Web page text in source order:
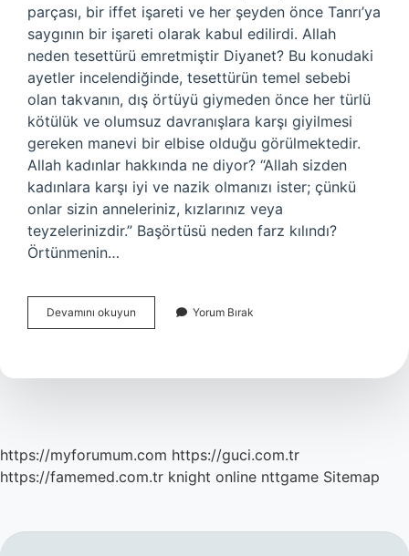
parçası, bir iffet işareti ve her şeyden önce Tanrı’ya
saygının bir işareti olarak kabul edilirdi. Allah
neden tesettürü emretmiştir Diyanet? Bu konudaki
ayetler incelendiğinde, tesettürün temel sebebi
olan takvanın, dış örtüyü giymeden önce her türlü
kötülük ve olumsuz davranışlara karşı giyilmesi
gereken manevi bir elbise olduğu görülmektedir.
Allah kadınlar hakkında ne diyor? “Allah sizden
kadınlara karşı iyi ve nazik olmanızı ister; çünkü
onlar sizin anneleriniz, kızlarınız veya
teyzelerinizdir.” Başörtüsü neden farz kılındı?
Örtünmenin…
Devamını okuyun
Neden
Emretti
Yorum Bırak
https://myforumum.com https://guci.com.tr
https://famemed.com.tr knight online nttgame Sitemap